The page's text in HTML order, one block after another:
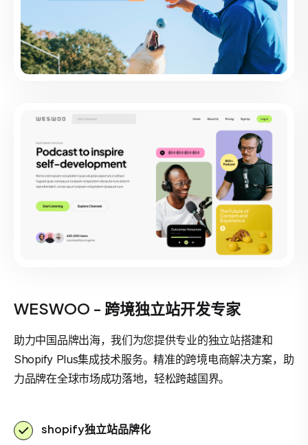
WESWOO - 跨境独立站开发专家
助力中国品牌出海，我们为您提供专业的独立站搭建和
Shopify Plus集成技术服务。精准的跨境电商解决方案，助
力品牌在全球市场成功落地，轻松跨越国界。
shopify独立站品牌化